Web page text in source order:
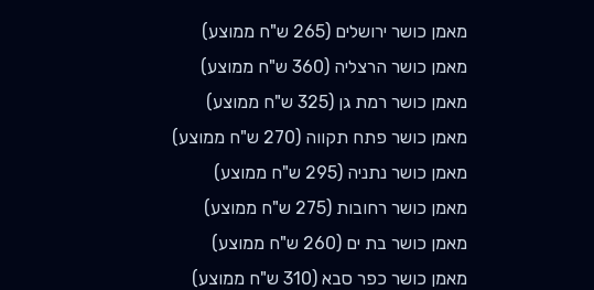
מאמן כושר ירושלים (
265 ש"ח ממוצע)
מאמן כושר הרצליה (
360 ש"ח ממוצע)
מאמן כושר רמת גן (
325 ש"ח ממוצע)
מאמן כושר פתח תקווה (
270 ש"ח ממוצע)
מאמן כושר נתניה (
295 ש"ח ממוצע)
מאמן כושר רחובות (
275 ש"ח ממוצע)
מאמן כושר בת ים (
260 ש"ח ממוצע)
מאמן כושר כפר סבא (
310 ש"ח ממוצע)